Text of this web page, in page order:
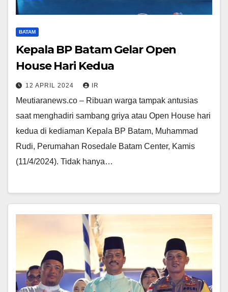
BATAM
Kepala BP Batam Gelar Open
House Hari Kedua
12 APRIL 2024 IR
Meutiaranews.co – Ribuan warga tampak antusias
saat menghadiri sambang griya atau Open House hari
kedua di kediaman Kepala BP Batam, Muhammad
Rudi, Perumahan Rosedale Batam Center, Kamis
(11/4/2024). Tidak hanya…